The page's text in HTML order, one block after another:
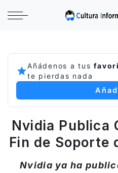
Añádenos a tus
te pierdas nada
Nvidia Publica
Fin de Soporte
Nvidia ya ha